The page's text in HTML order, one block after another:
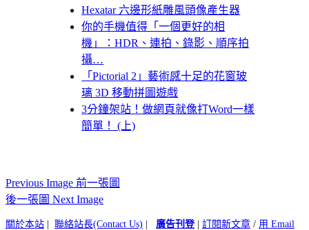
Hexatar 六邊形紙雕風頭像產生器
你的手機值得「一個更好的相
機」：HDR、連拍、錄影、順序拍
攝…
「Pictorial 2」藝術感十足的花窗玻
璃 3D 移動拼圖遊戲
3分鐘架站！做網頁就像打Word一樣
簡單！ (上)
Previous Image 前一張圖
後一張圖 Next Image
關於本站 聯絡站長(Contact Us) 廣告刊登| 訂閱新文章 / 用 Email